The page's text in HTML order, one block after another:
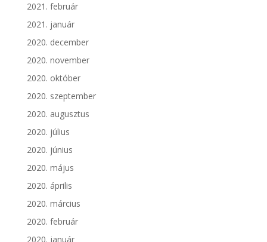
2021. február
2021. január
2020. december
2020. november
2020. október
2020. szeptember
2020. augusztus
2020. július
2020. június
2020. május
2020. április
2020. március
2020. február
2020. január